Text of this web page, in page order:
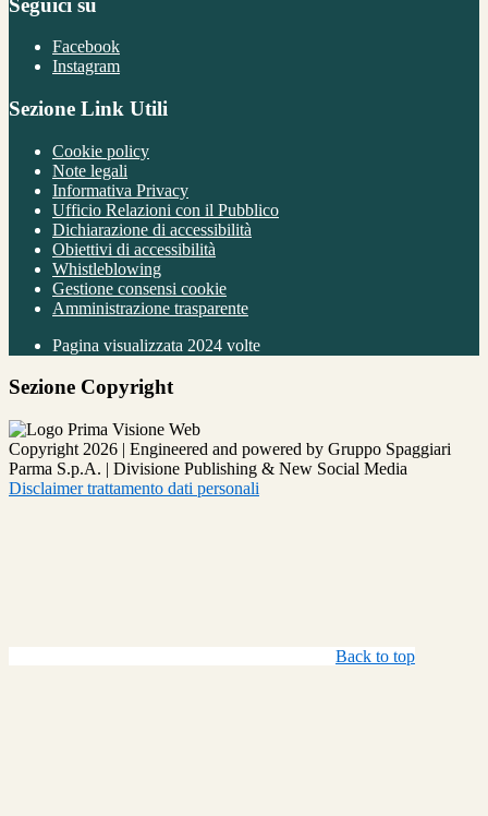
Facebook
Instagram
Sezione Link Utili
Cookie policy
Note legali
Informativa Privacy
Ufficio Relazioni con il Pubblico
Dichiarazione di accessibilità
Obiettivi di accessibilità
Whistleblowing
Gestione consensi cookie
Amministrazione trasparente
Pagina visualizzata 2024 volte
Sezione Copyright
Copyright 2026 | Engineered and powered by Gruppo Spaggiari
Parma S.p.A. | Divisione Publishing & New Social Media
Disclaimer trattamento dati personali
Back to top